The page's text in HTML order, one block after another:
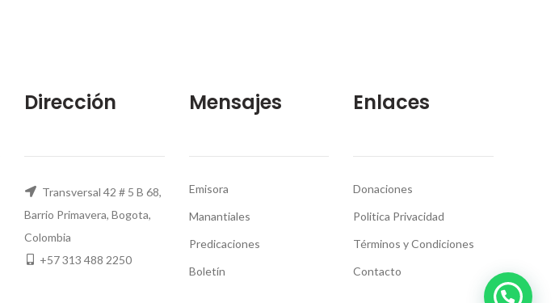
Dirección
Transversal 42 # 5 B 68,
Barrio Primavera, Bogota,
Colombia
+57 313 488 2250
Mensajes
Emisora
Manantiales
Predicaciones
Boletín
Enlaces
Donaciones
Politica Privacidad
Términos y Condiciones
Contacto